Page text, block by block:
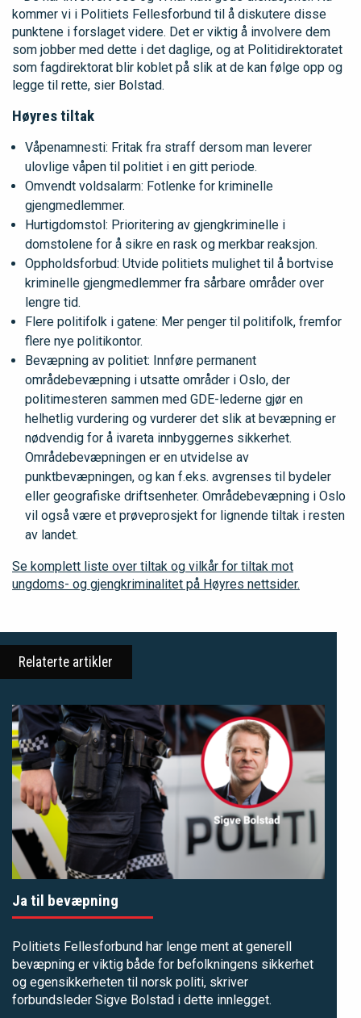
kommer vi i Politiets Fellesforbund til å diskutere disse
punktene i forslaget videre. Det er viktig å involvere dem
som jobber med dette i det daglige, og at Politidirektoratet
som fagdirektorat blir koblet på slik at de kan følge opp og
legge til rette, sier Bolstad.
Høyres tiltak
Våpenamnesti: Fritak fra straff dersom man leverer
ulovlige våpen til politiet i en gitt periode.
Omvendt voldsalarm: Fotlenke for kriminelle
gjengmedlemmer.
Hurtigdomstol: Prioritering av gjengkriminelle i
domstolene for å sikre en rask og merkbar reaksjon.
Oppholdsforbud: Utvide politiets mulighet til å bortvise
kriminelle gjengmedlemmer fra sårbare områder over
lengre tid.
Flere politifolk i gatene: Mer penger til politifolk, fremfor
flere nye politikontor.
Bevæpning av politiet: Innføre permanent
områdebevæpning i utsatte områder i Oslo, der
politimesteren sammen med GDE-lederne gjør en
helhetlig vurdering og vurderer det slik at bevæpning er
nødvendig for å ivareta innbyggernes sikkerhet.
Områdebevæpningen er en utvidelse av
punktbevæpningen, og kan f.eks. avgrenses til bydeler
eller geografiske driftsenheter. Områdebevæpning i Oslo
vil også være et prøveprosjekt for lignende tiltak i resten
av landet.
Se komplett liste over tiltak og vilkår for tiltak mot
ungdoms- og gjengkriminalitet på Høyres nettsider.
Relaterte artikler
Ja til bevæpning
Politiets Fellesforbund har lenge ment at generell
bevæpning er viktig både for befolkningens sikkerhet
og egensikkerheten til norsk politi, skriver
forbundsleder Sigve Bolstad i dette innlegget.